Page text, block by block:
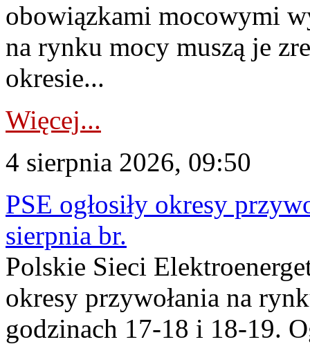
obowiązkami mocowymi
na rynku mocy muszą je
okresie...
Więcej...
4 sierpnia 2026, 09:50
PSE ogłosiły okresy
sierpnia br.
Polskie Sieci
okresy przywołania na
godzinach 17-18 i 18-19.